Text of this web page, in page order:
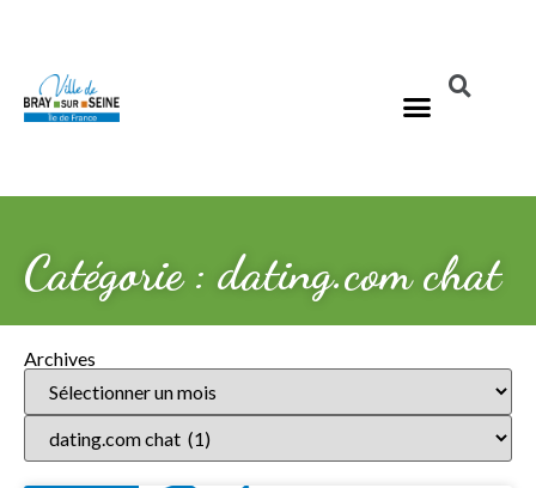
Catégorie : dating.com chat
Archives